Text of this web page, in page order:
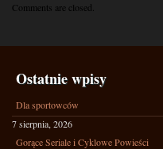
Comments are closed.
Ostatnie wpisy
Dla sportowców
7 sierpnia, 2026
Gorące Seriale i Cyklowe Powieści